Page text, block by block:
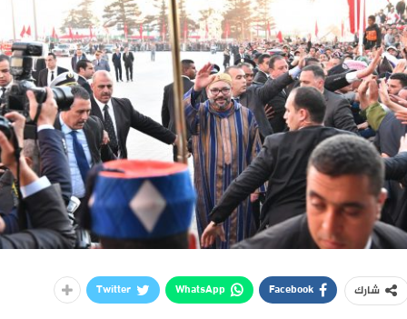
شارك Facebook
WhatsApp
Twitter